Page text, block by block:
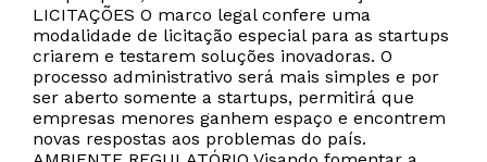
LICITAÇÕES O marco legal confere uma
modalidade de licitação especial para as startups
criarem e testarem soluções inovadoras. O
processo administrativo será mais simples e por
ser aberto somente a startups, permitirá que
empresas menores ganhem espaço e encontrem
novas respostas aos problemas do país.